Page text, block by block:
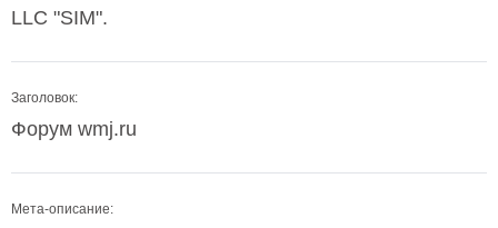
LLC "SIM".
Заголовок:
Форум wmj.ru
Мета-описание: